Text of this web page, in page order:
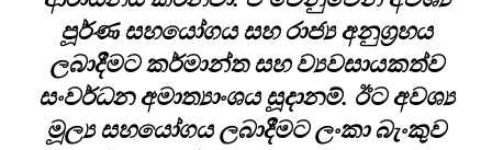
පූර්ණ සහයෝගය සහ රාජ්‍ය අනුග්‍රහය
ලබාදීමට කර්මාන්ත සහ ව්‍යවසායකත්ව
සංවර්ධන අමාත්‍යාංශය සූදානම්. ඊට අවශ්‍ය
මූල්‍ය සහයෝගය ලබාදීමට ලංකා බැංකුව